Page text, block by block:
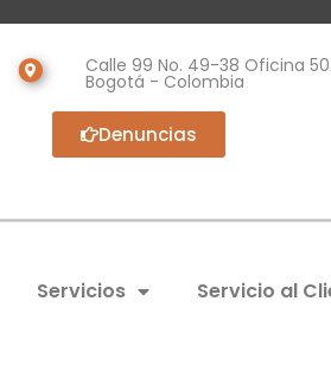
Calle 99 No. 49-38 Oficina
Bogotá - Colombia
Denuncias
Servicios Servicio al